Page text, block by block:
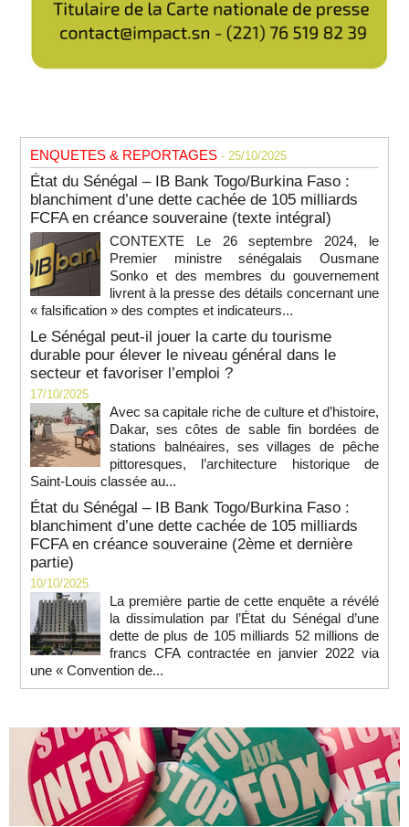
ENQUETES & REPORTAGES - 25/10/2025
État du Sénégal – IB Bank Togo/Burkina Faso :
blanchiment d’une dette cachée de 105 milliards
FCFA en créance souveraine (texte intégral)
CONTEXTE Le 26 septembre 2024, le
Premier ministre sénégalais Ousmane
Sonko et des membres du gouvernement
livrent à la presse des détails concernant une
« falsification » des comptes et indicateurs...
Le Sénégal peut-il jouer la carte du tourisme
durable pour élever le niveau général dans le
secteur et favoriser l’emploi ?
17/10/2025
Avec sa capitale riche de culture et d’histoire,
Dakar, ses côtes de sable fin bordées de
stations balnéaires, ses villages de pêche
pittoresques, l’architecture historique de
Saint-Louis classée au...
État du Sénégal – IB Bank Togo/Burkina Faso :
blanchiment d’une dette cachée de 105 milliards
FCFA en créance souveraine (2ème et dernière
partie)
10/10/2025
La première partie de cette enquête a révélé
la dissimulation par l’État du Sénégal d’une
dette de plus de 105 milliards 52 millions de
francs CFA contractée en janvier 2022 via
une « Convention de...